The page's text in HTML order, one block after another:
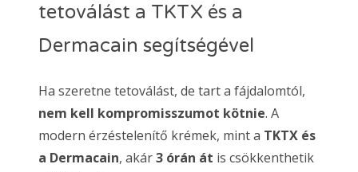
tetoválást a TKTX és a
Dermacain segítségével
Ha szeretne tetoválást, de tart a fájdalomtól,
nem kell kompromisszumot kötnie. A
modern érzéstelenítő krémek, mint a TKTX és
a Dermacain, akár3 órán át is csökkenthetik